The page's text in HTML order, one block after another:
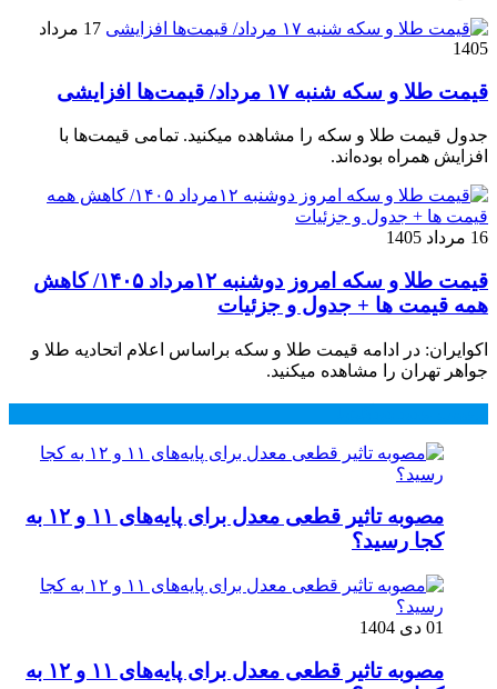
17 مرداد
1405
قیمت طلا و سکه شنبه ۱۷ مرداد/ قیمت‌ها افزایشی
جدول قیمت طلا و سکه را مشاهده میکنید. تمامی قیمت‌ها با
افزایش همراه بوده‌اند.
16 مرداد 1405
قیمت طلا و سکه امروز دوشنبه ۱۲مرداد ۱۴۰۵/ کاهش
همه قیمت ها + جدول و جزئیات
اکوایران: در ادامه قیمت طلا و سکه براساس اعلام اتحادیه طلا و
جواهر تهران را مشاهده میکنید.
مصوبه تاثیر قطعی معدل برای پایه‌های ۱۱ و ۱۲ به
کجا رسید؟
01 دی 1404
مصوبه تاثیر قطعی معدل برای پایه‌های ۱۱ و ۱۲ به